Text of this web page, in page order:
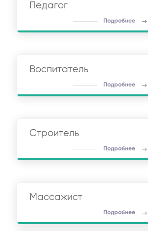
Педагог
Подробнее
Воспитатель
Подробнее
Строитель
Подробнее
Массажист
Подробнее